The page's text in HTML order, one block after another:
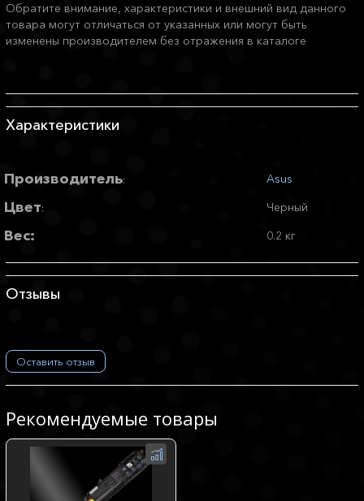
Обратите внимание, характеристики и внешний вид данного
товара могут отличаться от указанных или могут быть
изменены производителем без отражения в каталоге
Характеристики
Производитель: Asus
Цвет: Черный
Вес: 0.2 кг
Отзывы
Оставить отзыв
Рекомендуемые товары